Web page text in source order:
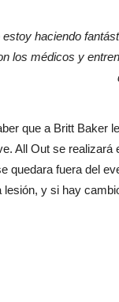
estoy haciendo
los médicos y
que a Britt Baker
All Out se
quedara fuera del
lesión, y si hay